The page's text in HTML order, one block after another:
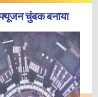
चुंबक बनाया